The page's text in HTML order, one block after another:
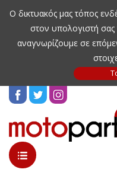
Ο δικτυακός μας τόπος
στον υπολογιστή
αναγνωρίζουμε σε